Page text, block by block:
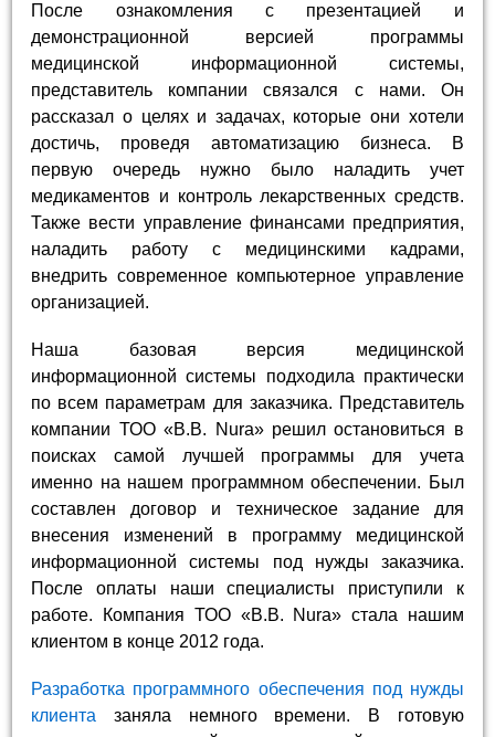
После ознакомления с презентацией и
демонстрационной версией программы
медицинской информационной системы,
представитель компании связался с нами. Он
рассказал о целях и задачах, которые они хотели
достичь, проведя автоматизацию бизнеса. В
первую очередь нужно было наладить учет
медикаментов и контроль лекарственных средств.
Также вести управление финансами предприятия,
наладить работу с медицинскими кадрами,
внедрить современное компьютерное управление
организацией.
Наша базовая версия медицинской
информационной системы подходила практически
по всем параметрам для заказчика. Представитель
компании ТОО «B.B. Nura» решил остановиться в
поисках самой лучшей программы для учета
именно на нашем программном обеспечении. Был
составлен договор и техническое задание для
внесения изменений в программу медицинской
информационной системы под нужды заказчика.
После оплаты наши специалисты приступили к
работе. Компания ТОО «B.B. Nura» стала нашим
клиентом в конце 2012 года.
Разработка программного обеспечения под нужды
клиента заняла немного времени. В готовую